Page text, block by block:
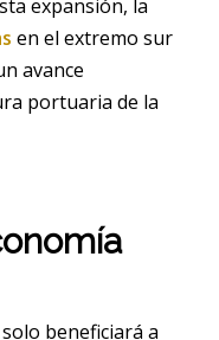
expansión, la
en el extremo sur
avance
portuaria de la
beneficiará a